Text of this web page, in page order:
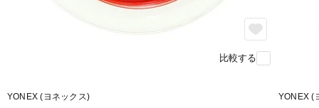
比較する
YONEX (ヨネックス) YONEX (